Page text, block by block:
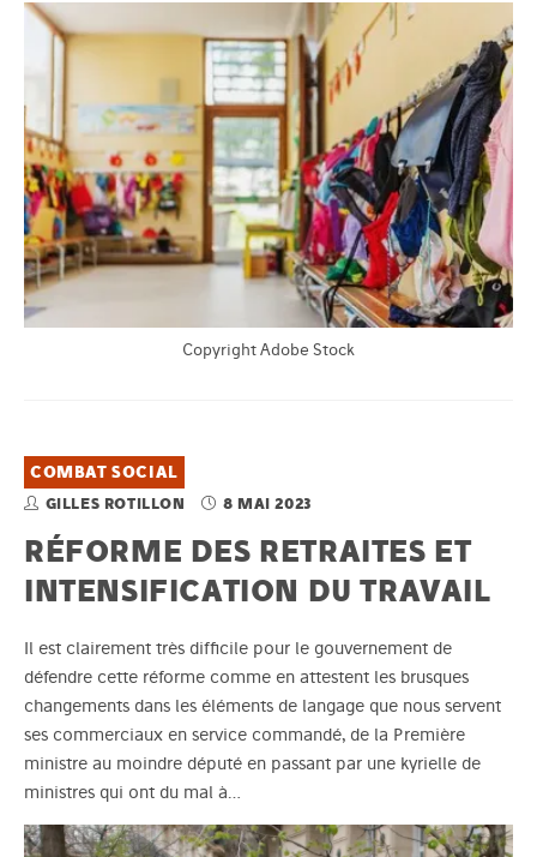
Copyright Adobe Stock
COMBAT SOCIAL
GILLES ROTILLON 8 MAI 2023
RÉFORME DES RETRAITES ET
INTENSIFICATION DU TRAVAIL
Il est clairement très difficile pour le gouvernement de
défendre cette réforme comme en attestent les brusques
changements dans les éléments de langage que nous servent
ses commerciaux en service commandé, de la Première
ministre au moindre député en passant par une kyrielle de
ministres qui ont du mal à…